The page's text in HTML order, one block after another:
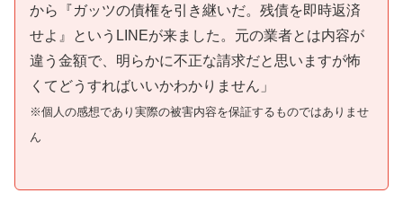
から『ガッツの債権を引き継いだ。残債を即時返済
せよ』というLINEが来ました。元の業者とは内容が
違う金額で、明らかに不正な請求だと思いますが怖
くてどうすればいいかわかりません」
※個人の感想であり実際の被害内容を保証するものではありませ
ん